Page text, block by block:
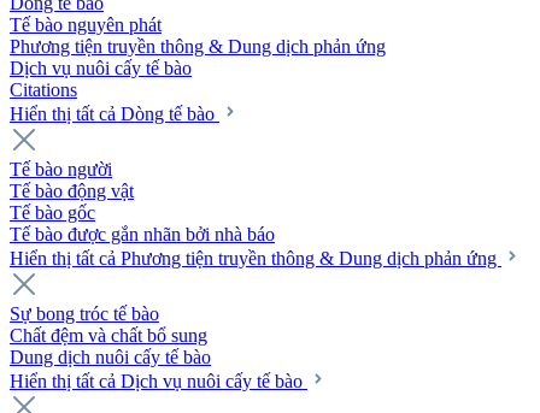
Tế bào nguyên phát
Phương tiện truyền thông & Dung dịch phản ứng
Dịch vụ nuôi cấy tế bào
Citations
Hiển thị tất cả Dòng tế bào
Tế bào người
Tế bào động vật
Tế bào gốc
Tế bào được gắn nhãn bởi nhà báo
Hiển thị tất cả Phương tiện truyền thông & Dung dịch phản ứng
Sự bong tróc tế bào
Chất đệm và chất bổ sung
Dung dịch nuôi cấy tế bào
Hiển thị tất cả Dịch vụ nuôi cấy tế bào